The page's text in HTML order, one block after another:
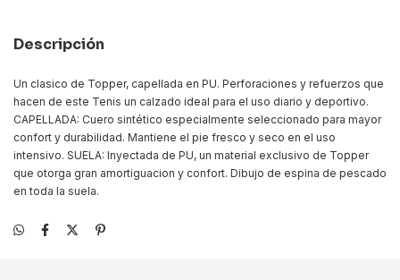
Descripción
Un clasico de Topper, capellada en PU. Perforaciones y refuerzos que
hacen de este Tenis un calzado ideal para el uso diario y deportivo.
CAPELLADA: Cuero sintético especialmente seleccionado para mayor
confort y durabilidad. Mantiene el pie fresco y seco en el uso
intensivo. SUELA: Inyectada de PU, un material exclusivo de Topper
que otorga gran amortiguacion y confort. Dibujo de espina de pescado
en toda la suela.